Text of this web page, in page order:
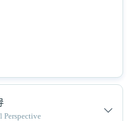
Perspective